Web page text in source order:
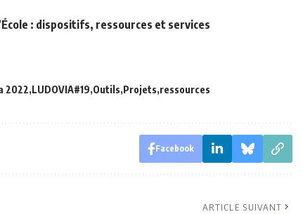
: dispositifs, ressources et services
2022 LUDOVIA#19 Outils Projets ressources
Facebook
ARTICLE SUIVANT